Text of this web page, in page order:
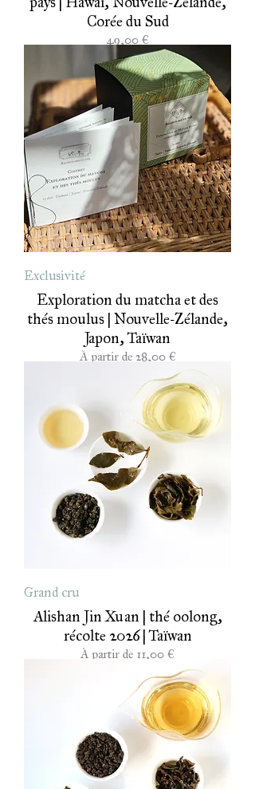
Corée du Sud
49,00 €
Exclusivité
Exploration du matcha et des
thés moulus | Nouvelle-Zélande,
Japon, Taïwan
À partir de 28,00 €
Prix promotionnel
Grand cru
Alishan Jin Xuan | thé oolong,
récolte 2026 | Taïwan
À partir de 11,00 €
Prix promotionnel